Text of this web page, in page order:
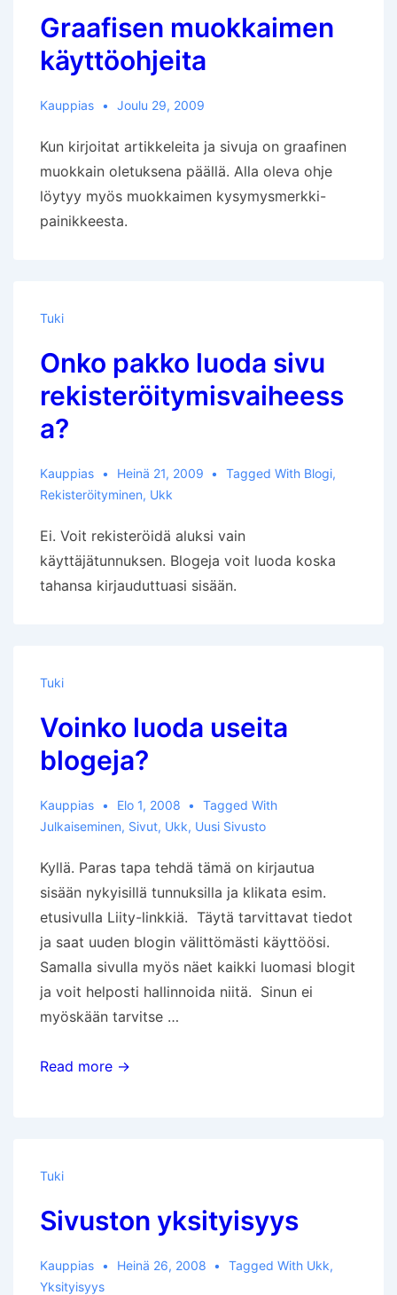
Graafisen muokkaimen
käyttöohjeita
Kauppias Joulu 29, 2009
Kun kirjoitat artikkeleita ja sivuja on graafinen
muokkain oletuksena päällä. Alla oleva ohje
löytyy myös muokkaimen kysymysmerkki-
painikkeesta.
Tuki
Onko pakko luoda sivu
rekisteröitymisvaiheess
a?
Kauppias Heinä 21, 2009 Tagged With Blogi,
Rekisteröityminen, Ukk
Ei. Voit rekisteröidä aluksi vain
käyttäjätunnuksen. Blogeja voit luoda koska
tahansa kirjauduttuasi sisään.
Tuki
Voinko luoda useita
blogeja?
Kauppias Elo 1, 2008
Tagged With
Julkaiseminen, Sivut, Ukk, Uusi Sivusto
Kyllä. Paras tapa tehdä tämä on kirjautua
sisään nykyisillä tunnuksilla ja klikata esim.
etusivulla Liity-linkkiä. Täytä tarvittavat tiedot
ja saat uuden blogin välittömästi käyttöösi.
Samalla sivulla myös näet kaikki luomasi blogit
ja voit helposti hallinnoida niitä. Sinun ei
myöskään tarvitse …
Voinko
Read more →
Tuki
Sivuston yksityisyys
Kauppias Heinä 26, 2008 Tagged With Ukk,
Yksityisyys